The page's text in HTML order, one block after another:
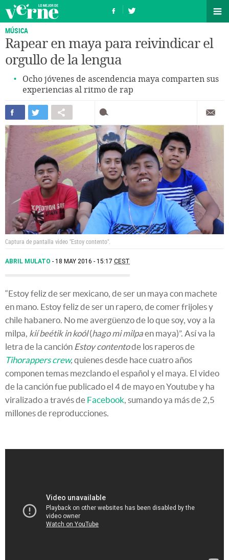
MÚSICA
Rapear en maya para reivindicar el
orgullo de la lengua
Ocho jóvenes de ascendencia maya comparten sus
experiencias al ritmo de rap
Captura de pantalla video "Estoy contento".
ABRIL MULATO 18 MAY 2016 - 15:17 CEST
“Estoy feliz de ser mexicano, de ser un maya con machete
en mano. Estoy feliz de ser un rapero, de comer frijoles y
chile habanero. No me avergüenzo de lo que soy, voy a la
milpa, kií beétik in koól(hago mi milpaen maya)”. Así va la
letra de la canción Estoy contentode los raperos de
Tihorappers crew, quienes desde hace cuatro años
componen temas mezclando el español y el maya. El video
de la canción fue publicado el 4 de mayo en Youtube y ha
viralizado a través de Facebook , sumando ya más de 2,5
millones de reproducciones.